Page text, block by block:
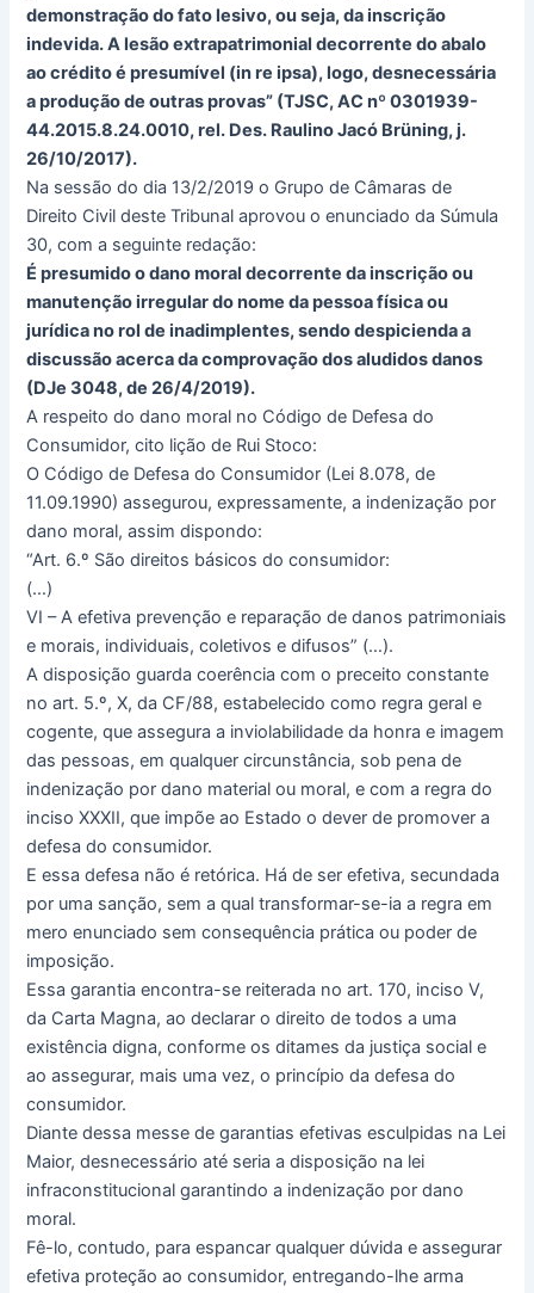
demonstração do fato lesivo, ou seja, da inscrição
indevida. A lesão extrapatrimonial decorrente do abalo
ao crédito é presumível (in re ipsa), logo, desnecessária
a produção de outras provas” (TJSC, AC nº 0301939-
44.2015.8.24.0010, rel. Des. Raulino Jacó Brüning, j.
26/10/2017).
Na sessão do dia 13/2/2019 o Grupo de Câmaras de
Direito Civil deste Tribunal aprovou o enunciado da Súmula
30, com a seguinte redação:
É presumido o dano moral decorrente da inscrição ou
manutenção irregular do nome da pessoa física ou
jurídica no rol de inadimplentes, sendo despicienda a
discussão acerca da comprovação dos aludidos danos
(DJe 3048, de 26/4/2019).
A respeito do dano moral no Código de Defesa do
Consumidor, cito lição de Rui Stoco:
O Código de Defesa do Consumidor (Lei 8.078, de
11.09.1990) assegurou, expressamente, a indenização por
dano moral, assim dispondo:
“Art. 6.º São direitos básicos do consumidor:
(…)
VI – A efetiva prevenção e reparação de danos patrimoniais
e morais, individuais, coletivos e difusos” (…).
A disposição guarda coerência com o preceito constante
no art. 5.º, X, da CF/88, estabelecido como regra geral e
cogente, que assegura a inviolabilidade da honra e imagem
das pessoas, em qualquer circunstância, sob pena de
indenização por dano material ou moral, e com a regra do
inciso XXXII, que impõe ao Estado o dever de promover a
defesa do consumidor.
E essa defesa não é retórica. Há de ser efetiva, secundada
por uma sanção, sem a qual transformar-se-ia a regra em
mero enunciado sem consequência prática ou poder de
imposição.
Essa garantia encontra-se reiterada no art. 170, inciso V,
da Carta Magna, ao declarar o direito de todos a uma
existência digna, conforme os ditames da justiça social e
ao assegurar, mais uma vez, o princípio da defesa do
consumidor.
Diante dessa messe de garantias efetivas esculpidas na Lei
Maior, desnecessário até seria a disposição na lei
infraconstitucional garantindo a indenização por dano
moral.
Fê-lo, contudo, para espancar qualquer dúvida e assegurar
efetiva proteção ao consumidor, entregando-lhe arma